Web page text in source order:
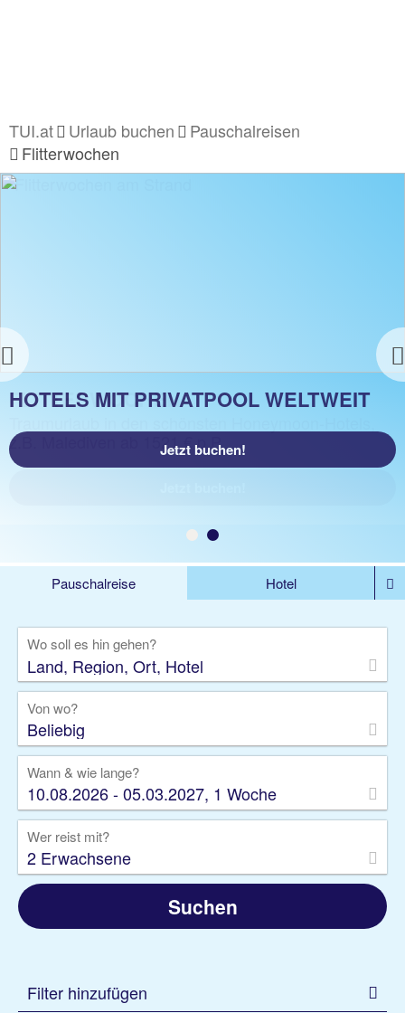
TUI.at Urlaub buchen
Pauschalreisen
Flitterwochen
Previous
FLITTERWOCHEN
z.B. Malediven ab 1521 € p.P.
HOTELS MIT PRIVATPOOL WELTWEIT
Jetzt buchen!
Pauschalreise
Hotel
Rundreise
Kreuzfahrt
Gruppenreise
Camper Privattransfer
Wo soll es hin gehen?
Von wo?
Beliebig
Wann & wie lange?
10.08.2026 - 05.03.2027, 1 Woche
Wer reist mit?
2 Erwachsene
Suchen
Filter hinzufügen